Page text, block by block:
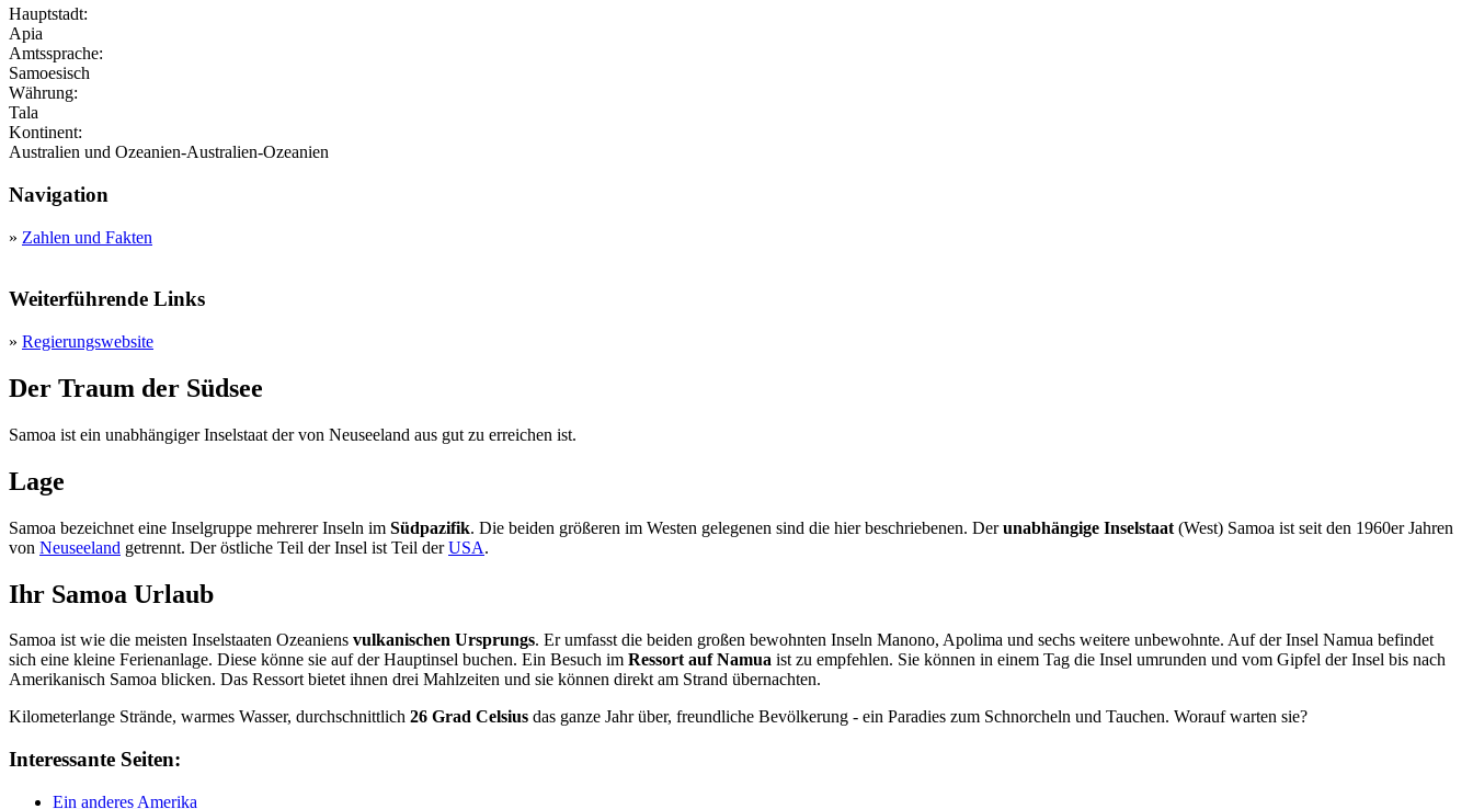
Hauptstadt:
Apia
Amtssprache:
Samoesisch
Währung:
Tala
Kontinent:
Australien und Ozeanien-Australien-Ozeanien
Navigation
» Zahlen und Fakten
Weiterführende Links
» Regierungswebsite
Der Traum der Südsee
Samoa ist ein unabhängiger Inselstaat der von Neuseeland aus gut zu erreichen ist.
Lage
Samoa bezeichnet eine Inselgruppe mehrerer Inseln im Südpazifik. Die beiden größeren im Westen gelegenen sind die hier beschriebenen. Derunabhängige Inselstaat (West) Samoa ist seit den 1960er Jahren
von Neuseeland getrennt. Der östliche Teil der Insel ist Teil derUSA.
Ihr Samoa Urlaub
Samoa ist wie die meisten Inselstaaten Ozeaniens vulkanischen Ursprungs. Er umfasst die beiden großen bewohnten Inseln Manono, Apolima und sechs weitere unbewohnte. Auf der Insel Namua befindet
sich eine kleine Ferienanlage. Diese könne sie auf der Hauptinsel buchen. Ein Besuch im Ressort auf Namua ist zu empfehlen. Sie können in einem Tag die Insel umrunden und vom Gipfel der Insel bis nach
Amerikanisch Samoa blicken. Das Ressort bietet ihnen drei Mahlzeiten und sie können direkt am Strand übernachten.
Kilometerlange Strände, warmes Wasser, durchschnittlich 26 Grad Celsius das ganze Jahr über, freundliche Bevölkerung - ein Paradies zum Schnorcheln und Tauchen. Worauf warten sie?
Interessante Seiten:
Ein anderes Amerika